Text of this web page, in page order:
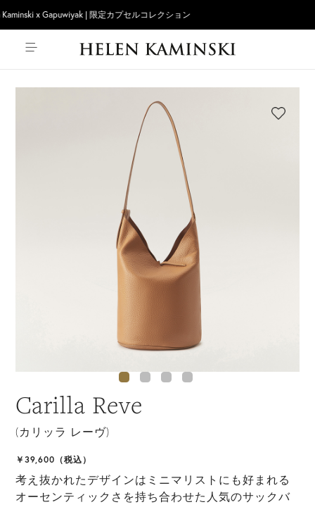
x Gapuwiyak | 限定カプセルコレクション
Carilla Reve
(カリッラ レーヴ)
￥39,600（税込）
考え抜かれたデザインはミニマリストにも好まれる
オーセンティックさを持ち合わせた人気のサックバ